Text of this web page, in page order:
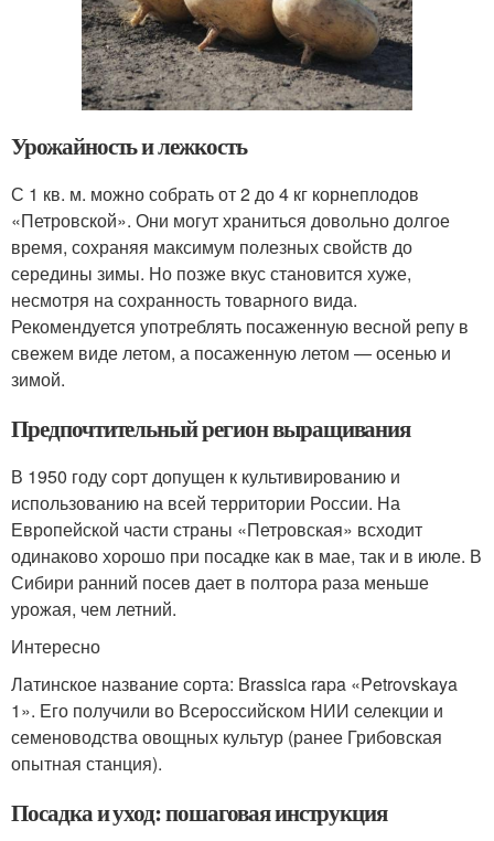
Урожайность и лежкость
С 1 кв. м. можно собрать от 2 до 4 кг корнеплодов
«Петровской». Они могут храниться довольно долгое
время, сохраняя максимум полезных свойств до
середины зимы. Но позже вкус становится хуже,
несмотря на сохранность товарного вида.
Рекомендуется употреблять посаженную весной репу в
свежем виде летом, а посаженную летом — осенью и
зимой.
Предпочтительный регион выращивания
В 1950 году сорт допущен к культивированию и
использованию на всей территории России. На
Европейской части страны «Петровская» всходит
одинаково хорошо при посадке как в мае, так и в июле. В
Сибири ранний посев дает в полтора раза меньше
урожая, чем летний.
Интересно
Латинское название сорта: Brassica rapa «Petrovskaya
1». Его получили во Всероссийском НИИ селекции и
семеноводства овощных культур (ранее Грибовская
опытная станция).
Посадка и уход: пошаговая инструкция